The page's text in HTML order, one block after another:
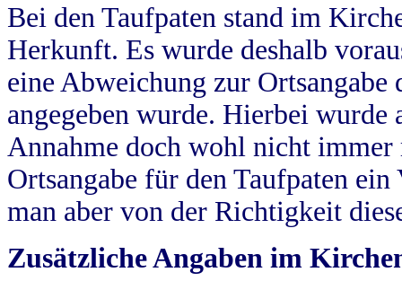
Bei den Taufpaten stand im
Herkunft. Es wurde deshalb
eine Abweichung zur
angegeben wurde. Hierbei wurde
Annahme doch wohl nicht
Ortsangabe für den Taufpaten
man aber von der Richtigkeit
Zusätzliche Angaben im